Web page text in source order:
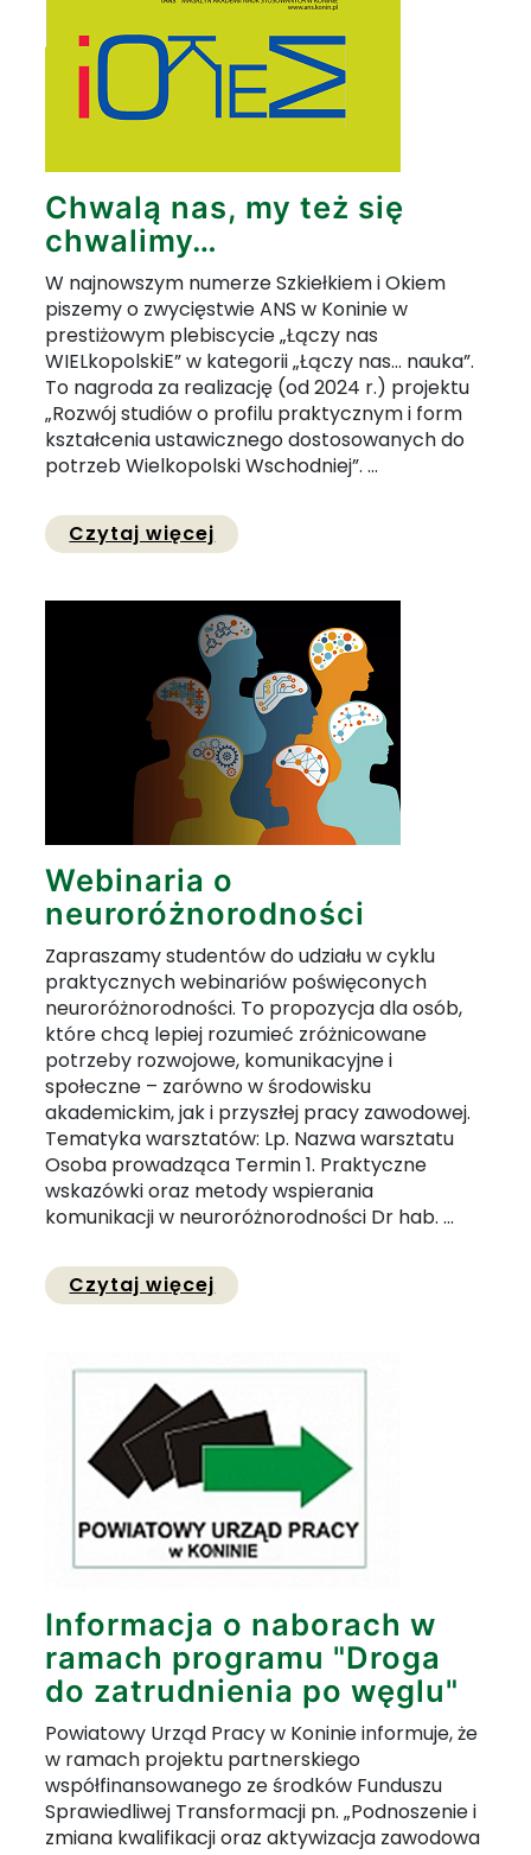
Chwalą nas, my też się
chwalimy…
W najnowszym numerze Szkiełkiem i Okiem
piszemy o zwycięstwie ANS w Koninie w
prestiżowym plebiscycie „Łączy nas
WIELkopolskiE” w kategorii „Łączy nas… nauka”.
To nagroda za realizację (od 2024 r.) projektu
„Rozwój studiów o profilu praktycznym i form
kształcenia ustawicznego dostosowanych do
potrzeb Wielkopolski Wschodniej”. ...
Czytaj więcej Przejdź do pełnej
Webinaria o
neuroróżnorodności
Zapraszamy studentów do udziału w cyklu
praktycznych webinariów poświęconych
neuroróżnorodności. To propozycja dla osób,
które chcą lepiej rozumieć zróżnicowane
potrzeby rozwojowe, komunikacyjne i
społeczne – zarówno w środowisku
akademickim, jak i przyszłej pracy zawodowej.
Tematyka warsztatów: Lp. Nazwa warsztatu
Osoba prowadząca Termin 1. Praktyczne
wskazówki oraz metody wspierania
komunikacji w neuroróżnorodności Dr hab. ...
Czytaj więcej Przejdź do pełnej
Informacja o naborach w
ramach programu "Droga
do zatrudnienia po węglu"
Powiatowy Urząd Pracy w Koninie informuje, że
w ramach projektu partnerskiego
współfinansowanego ze środków Funduszu
Sprawiedliwej Transformacji pn. „Podnoszenie i
zmiana kwalifikacji oraz aktywizacja zawodowa